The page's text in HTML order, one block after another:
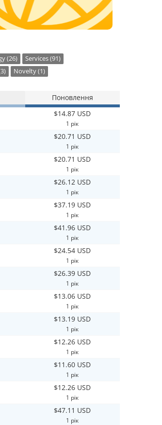
(26)
Services (91)
Novelty (1)
Поновлення
$14.87 USD
1 рік
$20.71 USD
1 рік
$20.71 USD
1 рік
$26.12 USD
1 рік
$37.19 USD
1 рік
$41.96 USD
1 рік
$24.54 USD
1 рік
$26.39 USD
1 рік
$13.06 USD
1 рік
$13.19 USD
1 рік
$12.26 USD
1 рік
$11.60 USD
1 рік
$12.26 USD
1 рік
$47.11 USD
1 рік